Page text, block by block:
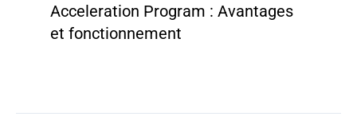
Acceleration Program : Avantages
et fonctionnement